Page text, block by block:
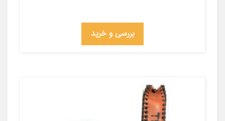
بررسی و خرید